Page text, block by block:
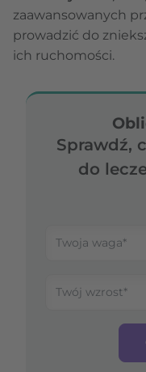
zaawansowanych
prowadzić do
ich ruchomości.
Sprawdź,
do